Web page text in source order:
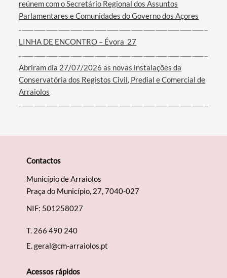
reúnem com o Secretário Regional dos Assuntos
Parlamentares e Comunidades do Governo dos Açores
LINHA DE ENCONTRO – Évora_27
Abriram dia 27/07/2026 as novas instalações da
Conservatória dos Registos Civil, Predial e Comercial de
Arraiolos
Contactos
Município de Arraiolos
Praça do Município, 27, 7040-027
NIF: 501258027
T. 266 490 240
E.geral@cm-arraiolos.pt
Acessos rápidos